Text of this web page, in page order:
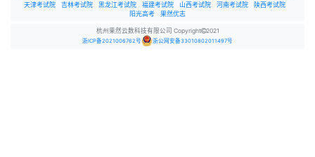
天津考试院
吉林考试院 黑龙江考试院 福建考试院 山西考试院 河南考试院
陕西考试院
阳光高考
果然优志
杭州果然云数科技有限公司 Copyright 2021
浙ICP备2021006762号 浙公网安备33010802011497号